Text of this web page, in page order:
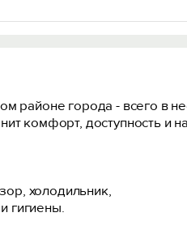
районе города - всего в
комфорт, доступность и
холодильник,
гигиены.